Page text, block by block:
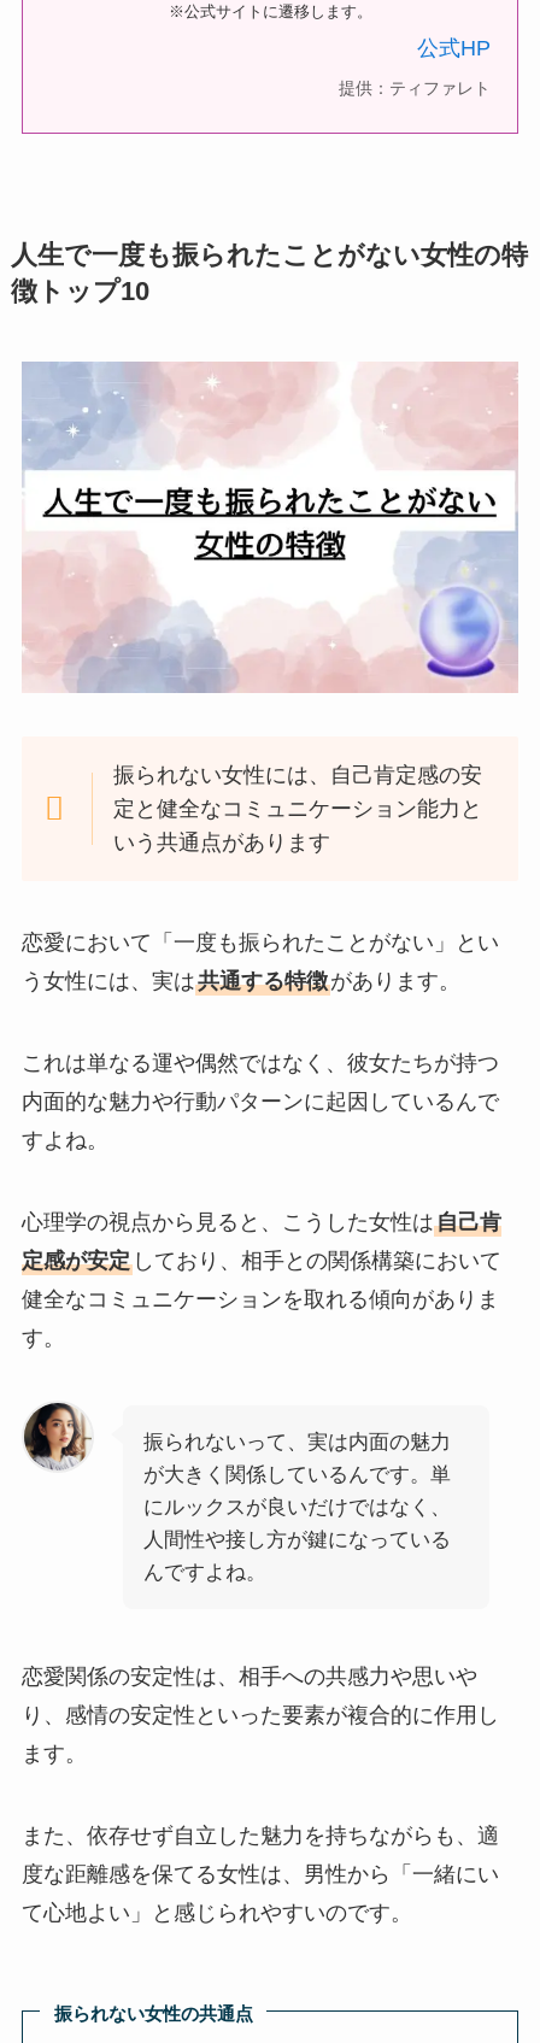
※公式サイトに遷移します。
公式HP
提供：ティファレト
人生で一度も振られたことがない女性の特
徴トップ10
振られない女性には、自己肯定感の安
定と健全なコミュニケーション能力と
いう共通点があります
恋愛において「一度も振られたことがない」とい
う女性には、実は共通する特徴があります。
これは単なる運や偶然ではなく、彼女たちが持つ
内面的な魅力や行動パターンに起因しているんで
すよね。
心理学の視点から見ると、こうした女性は自己肯
定感が安定しており、相手との関係構築において
健全なコミュニケーションを取れる傾向がありま
す。
振られないって、実は内面の魅力
が大きく関係しているんです。単
にルックスが良いだけではなく、
人間性や接し方が鍵になっている
んですよね。
恋愛関係の安定性は、相手への共感力や思いや
り、感情の安定性といった要素が複合的に作用し
ます。
また、依存せず自立した魅力を持ちながらも、適
度な距離感を保てる女性は、男性から「一緒にい
て心地よい」と感じられやすいのです。
振られない女性の共通点